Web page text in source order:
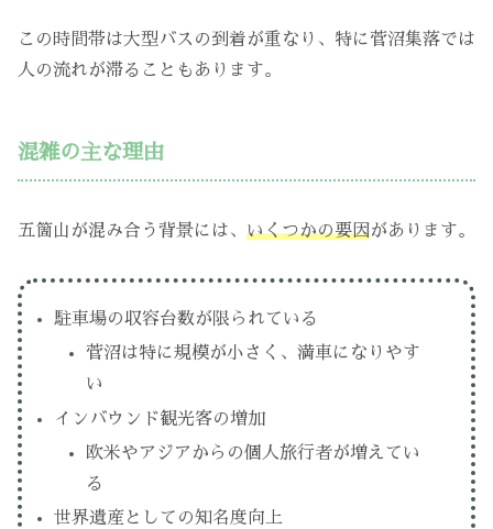
この時間帯は大型バスの到着が重なり、特に菅沼集落では
人の流れが滞ることもあります。
混雑の主な理由
五箇山が混み合う背景には、 いくつかの要因があります。
駐車場の収容台数が限られている
菅沼は特に規模が小さく、満車になりやす
い
インバウンド観光客の増加
欧米やアジアからの個人旅行者が増えてい
る
世界遺産としての知名度向上